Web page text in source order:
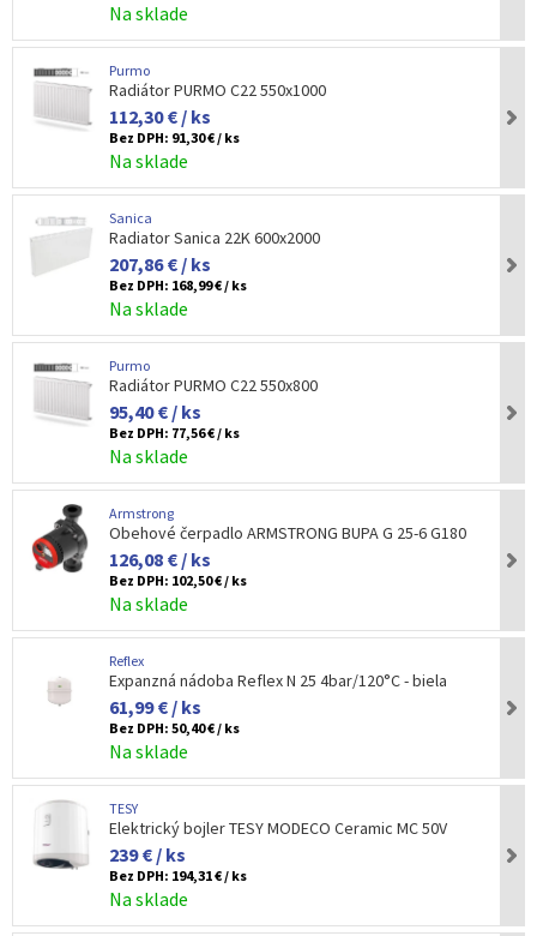
Na sklade
Purmo
Radiátor PURMO C22 550x1000
112,30 € / ks
Bez DPH: 91,30 € / ks
Na sklade
Sanica
Radiator Sanica 22K 600x2000
207,86 € / ks
Bez DPH: 168,99 € / ks
Na sklade
Purmo
Radiátor PURMO C22 550x800
95,40 € / ks
Bez DPH: 77,56 € / ks
Na sklade
Armstrong
Obehové čerpadlo ARMSTRONG BUPA G 25-6 G180
126,08 € / ks
Bez DPH: 102,50 € / ks
Na sklade
Reflex
Expanzná nádoba Reflex N 25 4bar/120°C - biela
61,99 € / ks
Bez DPH: 50,40 € / ks
Na sklade
TESY
Elektrický bojler TESY MODECO Ceramic MC 50V
239 € / ks
Bez DPH: 194,31 € / ks
Na sklade